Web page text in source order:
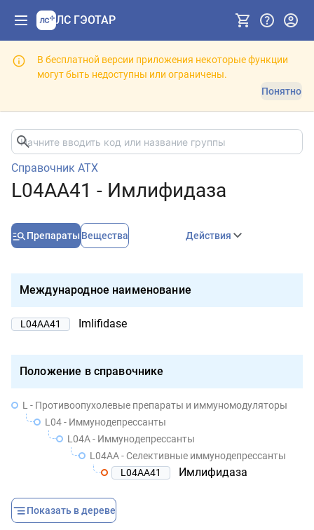
ЛС ГЭОТАР
В бесплатной версии приложения некоторые функции
могут быть недоступны или ограничены.
Понятно
Справочник АТХ
L04AA41 - Имлифидаза
Препараты Вещества Действия
Международное наименование
L04AA41 Imlifidase
Положение в справочнике
L - Противоопухолевые препараты и иммуномодуляторы
L04 - Иммунодепрессанты
L04A - Иммунодепрессанты
L04AA - Селективные иммунодепрессанты
L04AA41
Имлифидаза
Показать в дереве